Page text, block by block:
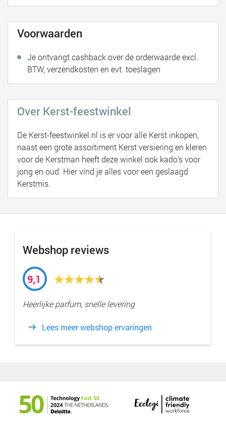
Voorwaarden
Je ontvangt cashback over de orderwaarde excl.
BTW, verzendkosten en evt. toeslagen
Over Kerst-feestwinkel
De Kerst-feestwinkel.nl is er voor alle Kerst inkopen,
naast een grote assortiment Kerst versiering en kleren
voor de Kerstman heeft deze winkel ook kado’s voor
jong en oud. Hier vind je alles voor een geslaagd
Kerstmis.
Webshop reviews
9,1
Heerlijke parfum, snelle levering
Lees meer webshop ervaringen